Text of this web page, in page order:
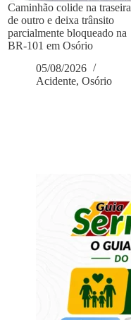
Caminhão colide na traseira
de outro e deixa trânsito
parcialmente bloqueado na
BR-101 em Osório
05/08/2026
Acidente,Osório